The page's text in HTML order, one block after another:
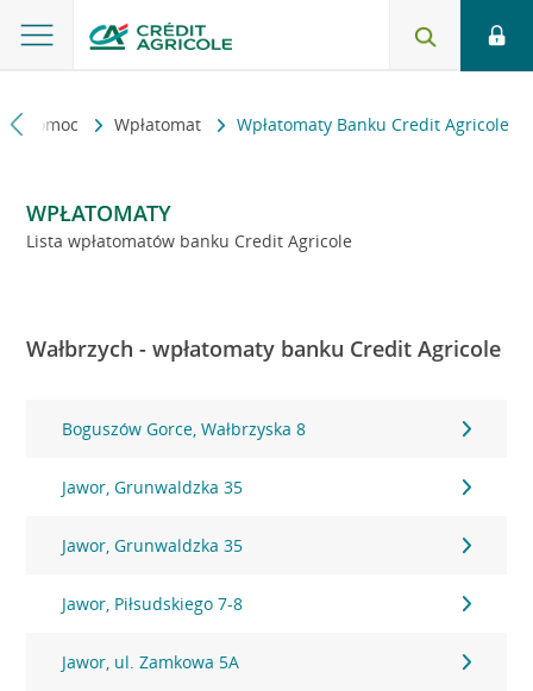
i pomoc Wpłatomat Wpłatomaty Banku Credit Agricole
WPŁATOMATY
Lista wpłatomatów banku Credit Agricole
Wałbrzych - wpłatomaty banku Credit Agricole
Boguszów Gorce, Wałbrzyska 8
Jawor, Grunwaldzka 35
Jawor, Grunwaldzka 35
Jawor, Piłsudskiego 7-8
Jawor, ul. Zamkowa 5A